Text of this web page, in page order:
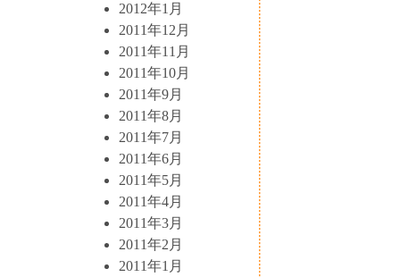
2012年1月
2011年12月
2011年11月
2011年10月
2011年9月
2011年8月
2011年7月
2011年6月
2011年5月
2011年4月
2011年3月
2011年2月
2011年1月